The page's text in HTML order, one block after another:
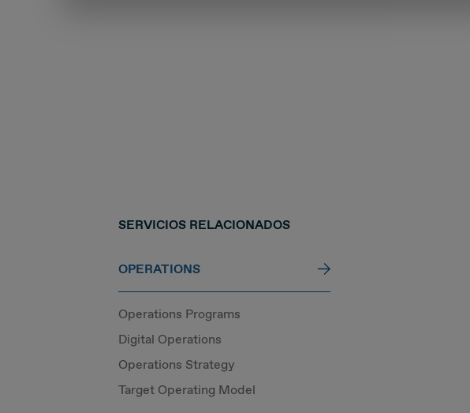
SERVICIOS RELACIONADOS
OPERATIONS
Operations Programs
Digital Operations
Operations Strategy
Target Operating Model